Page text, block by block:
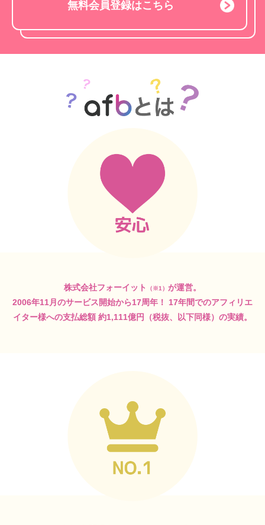
無料会員登録はこちら
株式会社フォーイット （※1） が運営。
2006年11月のサービス開始から17周年！
17年間でのアフィリエ
イター様への支払総額 約1,111億円（税抜、以下同様）の実績。